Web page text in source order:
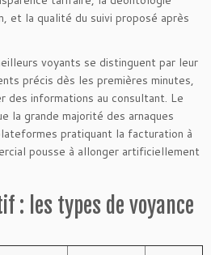
et la qualité du suivi proposé après
voyants se distinguent par leur
précis dès les premières minutes,
des informations au consultant. Le
la grande majorité des arnaques
pratiquant la facturation à
pousse à allonger artificiellement
: les types de voyance